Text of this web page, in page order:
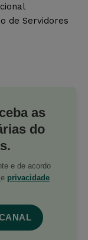
de Servidores
as
do
e de acordo
e privacidade